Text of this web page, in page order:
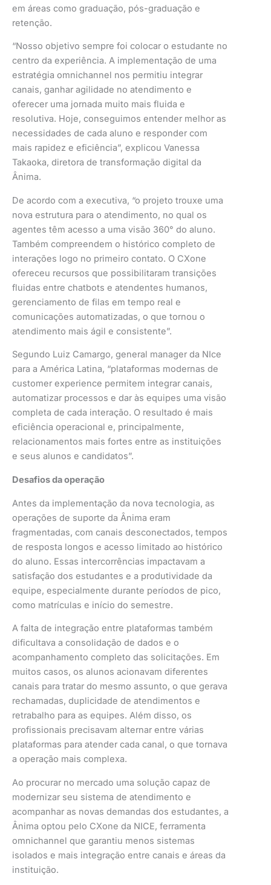
em áreas como graduação, pós-graduação e
retenção.
“Nosso objetivo sempre foi colocar o estudante no
centro da experiência. A implementação de uma
estratégia omnichannel nos permitiu integrar
canais, ganhar agilidade no atendimento e
oferecer uma jornada muito mais fluida e
resolutiva. Hoje, conseguimos entender melhor as
necessidades de cada aluno e responder com
mais rapidez e eficiência”, explicou Vanessa
Takaoka, diretora de transformação digital da
Ânima.
De acordo com a executiva, “o projeto trouxe uma
nova estrutura para o atendimento, no qual os
agentes têm acesso a uma visão 360° do aluno.
Também compreendem o histórico completo de
interações logo no primeiro contato. O CXone
ofereceu recursos que possibilitaram transições
fluidas entre chatbots e atendentes humanos,
gerenciamento de filas em tempo real e
comunicações automatizadas, o que tornou o
atendimento mais ágil e consistente”.
Segundo Luiz Camargo, general manager da NIce
para a América Latina, “plataformas modernas de
customer experience permitem integrar canais,
automatizar processos e dar às equipes uma visão
completa de cada interação. O resultado é mais
eficiência operacional e, principalmente,
relacionamentos mais fortes entre as instituições
e seus alunos e candidatos”.
Desafios da operação
Antes da implementação da nova tecnologia, as
operações de suporte da Ânima eram
fragmentadas, com canais desconectados, tempos
de resposta longos e acesso limitado ao histórico
do aluno. Essas intercorrências impactavam a
satisfação dos estudantes e a produtividade da
equipe, especialmente durante períodos de pico,
como matrículas e início do semestre.
A falta de integração entre plataformas também
dificultava a consolidação de dados e o
acompanhamento completo das solicitações. Em
muitos casos, os alunos acionavam diferentes
canais para tratar do mesmo assunto, o que gerava
rechamadas, duplicidade de atendimentos e
retrabalho para as equipes. Além disso, os
profissionais precisavam alternar entre várias
plataformas para atender cada canal, o que tornava
a operação mais complexa.
Ao procurar no mercado uma solução capaz de
modernizar seu sistema de atendimento e
acompanhar as novas demandas dos estudantes, a
Ânima optou pelo CXone da NICE, ferramenta
omnichannel que garantiu menos sistemas
isolados e mais integração entre canais e áreas da
instituição.